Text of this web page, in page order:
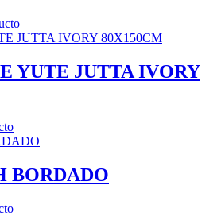
YUTE JUTTA IVORY
BORDADO